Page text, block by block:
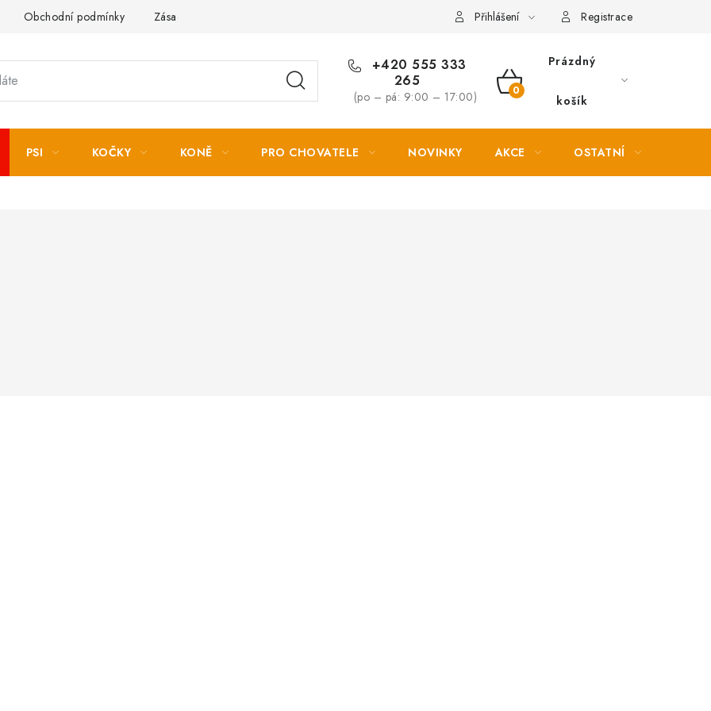
Obchodní podmínky Zásady zpracování osobních údajů Přihlášení Registrace
+420 555 333
265
(po – pá: 9:00 – 17:00)
NÁKUPNÍ
Prázdný
košík
PSI KOČKY KONĚ PRO CHOVATELE NOVINKY AKCE OSTATNÍ